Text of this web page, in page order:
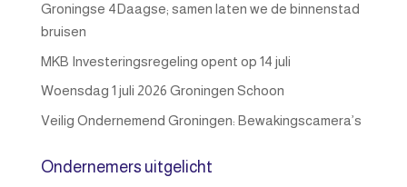
Groningse 4Daagse; samen laten we de binnenstad
bruisen
MKB Investeringsregeling opent op 14 juli
Woensdag 1 juli 2026 Groningen Schoon
Veilig Ondernemend Groningen: Bewakingscamera’s
Ondernemers uitgelicht